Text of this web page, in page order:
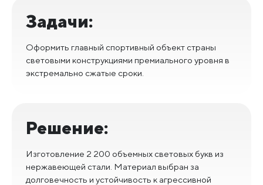
Задачи:
Оформить главный спортивный объект страны
световыми конструкциями премиального уровня в
экстремально сжатые сроки.
Решение:
Изготовление 2 200 объемных световых букв из
нержавеющей стали. Материал выбран за
долговечность и устойчивость к агрессивной